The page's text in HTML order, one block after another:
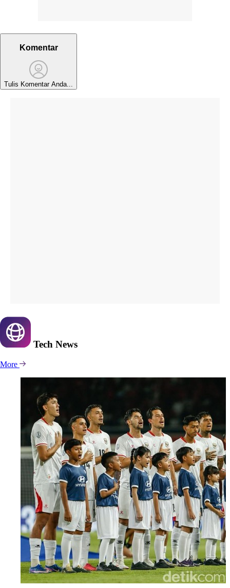
Komentar
Tulis Komentar Anda...
Tech News
More